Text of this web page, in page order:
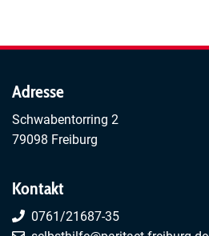
Adresse
Schwabentorring 2
79098 Freiburg
Kontakt
0761/21687-35